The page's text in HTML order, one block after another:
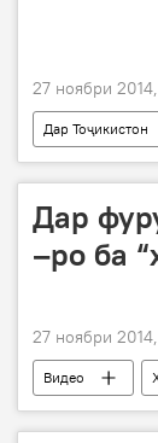
27 ноябри
Дар Тоҷикистон
Дар
–ро ба
27 ноябри
Видео